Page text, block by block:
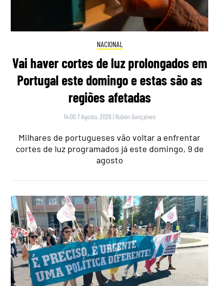
NACIONAL
Vai haver cortes de luz prolongados em
Portugal este domingo e estas são as
regiões afetadas
14:00 7 Agosto, 2026 | Rubén Gonçalves
Milhares de portugueses vão voltar a enfrentar
cortes de luz programados já este domingo, 9 de
agosto